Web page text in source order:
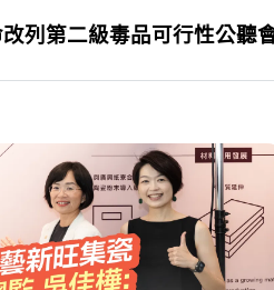
改列第二級毒品可行性公聽會